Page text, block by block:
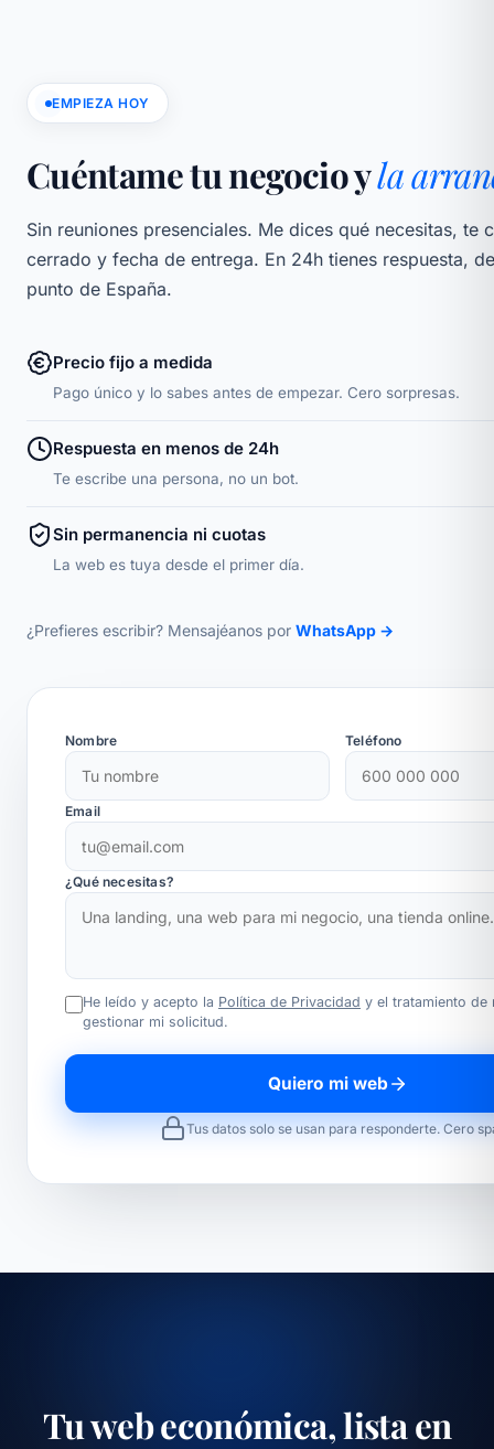
EMPIEZA HOY
Cuéntame tu negocio yla
Sin reuniones presenciales. Me dices qué necesitas, te
cerrado y fecha de entrega. En 24h tienes respuesta,
punto de España.
Precio fijo a medida
Pago único y lo sabes antes de empezar. Cero sorpresas.
Respuesta en menos de 24h
Te escribe una persona, no un bot.
Sin permanencia ni cuotas
La web es tuya desde el primer día.
¿Prefieres escribir? Mensajéanos por WhatsApp →
Nombre Teléfono
Email
¿Qué necesitas?
He leído y acepto la Política de Privacidad y el tratamiento de
gestionar mi solicitud.
Quiero mi web
Tus datos solo se usan para responderte. Cero
Tu web económica, lista en